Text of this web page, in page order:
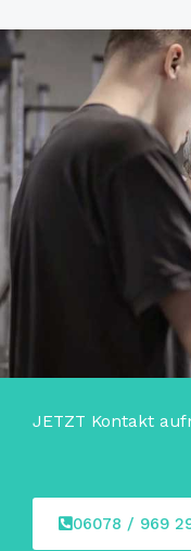
JETZT Kontakt
06078 / 969